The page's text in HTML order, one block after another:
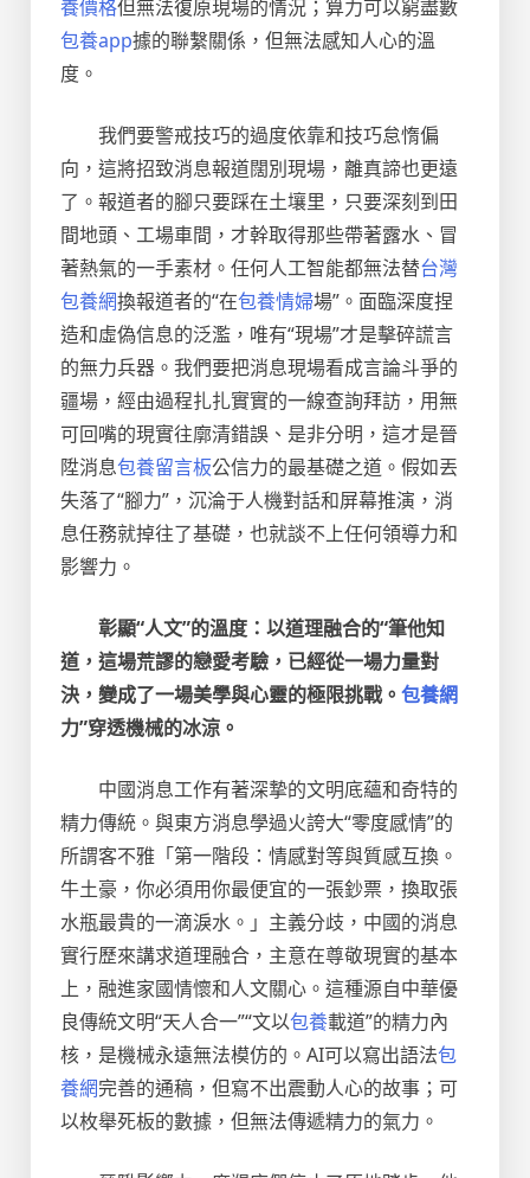
養價格但無法復原現場的情況；算力可以窮盡數
包養app據的聯繫關係，但無法感知人心的溫
度。
我們要警戒技巧的過度依靠和技巧怠惰偏
向，這將招致消息報道闊別現場，離真諦也更遠
了。報道者的腳只要踩在土壤里，只要深刻到田
間地頭、工場車間，才幹取得那些帶著露水、冒
著熱氣的一手素材。任何人工智能都無法替台灣
包養網換報道者的“在包養情婦場”。面臨深度捏
造和虛偽信息的泛濫，唯有“現場”才是擊碎謊言
的無力兵器。我們要把消息現場看成言論斗爭的
疆場，經由過程扎扎實實的一線查詢拜訪，用無
可回嘴的現實往廓清錯誤、是非分明，這才是晉
陞消息包養留言板公信力的最基礎之道。假如丟
失落了“腳力”，沉淪于人機對話和屏幕推演，消
息任務就掉往了基礎，也就談不上任何領導力和
影響力。
彰顯“人文”的溫度：以道理融合的“筆他知
道，這場荒謬的戀愛考驗，已經從一場力量對
決，變成了一場美學與心靈的極限挑戰。 包養網
力”穿透機械的冰涼。
中國消息工作有著深摯的文明底蘊和奇特的
精力傳統。與東方消息學過火誇大“零度感情”的
所謂客不雅「第一階段：情感對等與質感互換。
牛土豪，你必須用你最便宜的一張鈔票，換取張
水瓶最貴的一滴淚水。」主義分歧，中國的消息
實行歷來講求道理融合，主意在尊敬現實的基本
上，融進家國情懷和人文關心。這種源自中華優
良傳統文明“天人合一”“文以包養載道”的精力內
核，是機械永遠無法模仿的。AI可以寫出語法包
養網完善的通稿，但寫不出震動人心的故事；可
以枚舉死板的數據，但無法傳遞精力的氣力。